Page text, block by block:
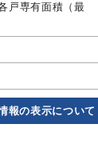
戸専有面積（最
報の表示について